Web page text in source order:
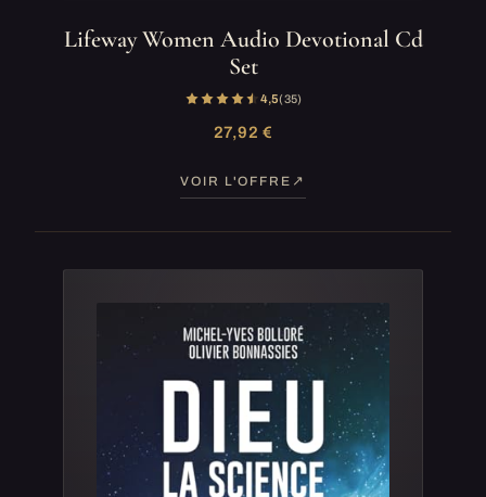
Lifeway Women Audio Devotional Cd
Set
4,5(35)
27,92 €
VOIR L'OFFRE